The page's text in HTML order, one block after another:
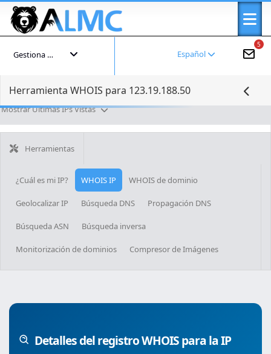
5
Español
Gestiona tu cuenta
Herramienta WHOIS para 123.19.188.50
Mostrar Últimas IPs Vistas
Herramientas
¿Cuál es mi IP? WHOIS IP WHOIS de dominio
Geolocalizar IP Búsqueda DNS Propagación DNS
Búsqueda ASN Búsqueda inversa
Monitorización de dominios Compresor de Imágenes
Detalles del registro WHOIS para la IP